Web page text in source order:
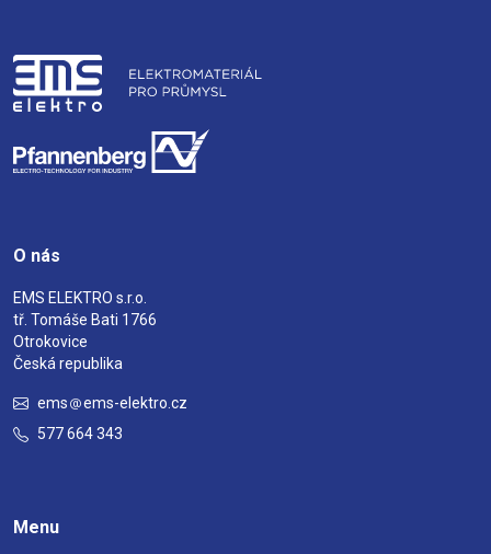
O nás
EMS ELEKTRO s.r.o.
tř. Tomáše Bati 1766
Otrokovice
Česká republika
ems
ems-elektro.cz
577 664 343
Menu